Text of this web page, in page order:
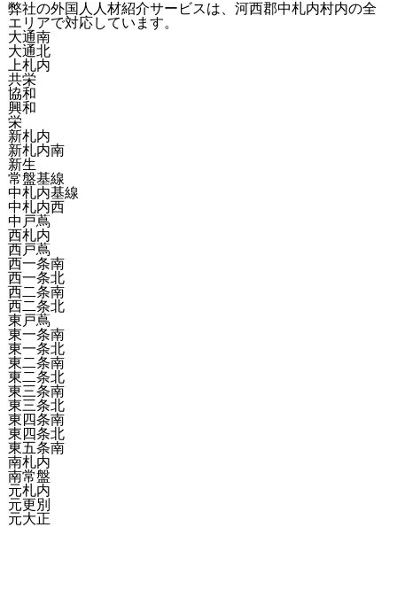
弊社の外国人人材紹介サービスは、河西郡中札内村内の全
エリアで対応しています。
大通南
大通北
上札内
共栄
協和
興和
栄
新札内
新札内南
新生
常盤基線
中札内基線
中札内西
中戸蔦
西札内
西戸蔦
西一条南
西一条北
西二条南
西二条北
東戸蔦
東一条南
東一条北
東二条南
東二条北
東三条南
東三条北
東四条南
東四条北
東五条南
南札内
南常盤
元札内
元更別
元大正